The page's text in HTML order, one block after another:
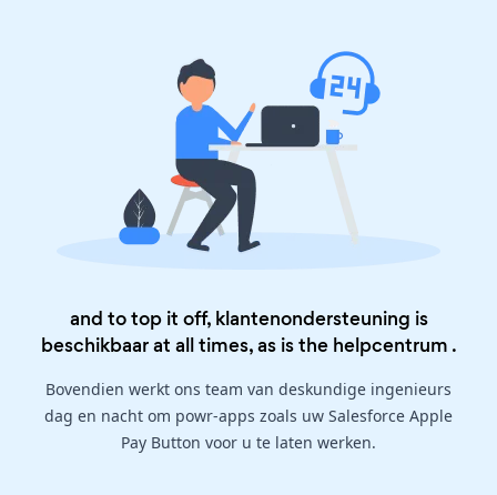
and to top it off, klantenondersteuning is
beschikbaar at all times, as is the helpcentrum .
Bovendien werkt ons team van deskundige ingenieurs
dag en nacht om powr-apps zoals uw Salesforce Apple
Pay Button voor u te laten werken.